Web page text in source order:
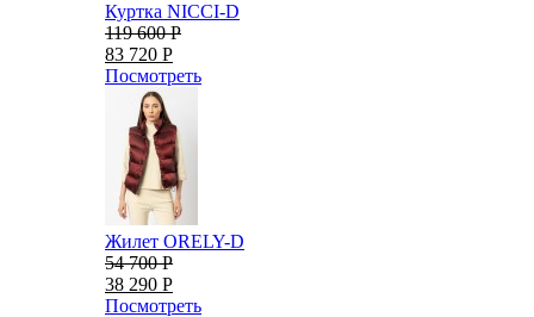
Куртка NICCI-D
119 600 Р
83 720 Р
Посмотреть
Жилет ORELY-D
54 700 Р
38 290 Р
Посмотреть